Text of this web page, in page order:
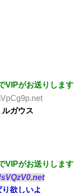
VIPがお送りします
ガウス
VIPがお送りします
欲しいよ